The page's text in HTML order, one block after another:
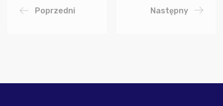
Poprzedni Następny